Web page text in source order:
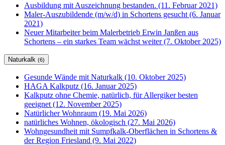
Ausbildung mit Auszeichnung bestanden. (11. Februar 2021)
Maler-Auszubildende (m/w/d) in Schortens gesucht (6. Januar
2021)
Neuer Mitarbeiter beim Malerbetrieb Erwin Janßen aus
Schortens – ein starkes Team wächst weiter (7. Oktober 2025)
Naturkalk (6)
Gesunde Wände mit Naturkalk (10. Oktober 2025)
HAGA Kalkputz (16. Januar 2025)
Kalkputz ohne Chemie, natürlich, für Allergiker besten
geeignet (12. November 2025)
Natürlicher Wohnraum (19. Mai 2026)
natürliches Wohnen, ökologisch (27. Mai 2026)
Wohngesundheit mit Sumpfkalk-Oberflächen in Schortens &
der Region Friesland (9. Mai 2022)